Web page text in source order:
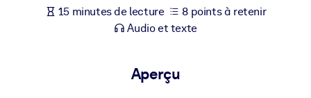
Alimentez vos systèmes d'IA avec des connaissances fiables et
structurées pour améliorer les résultats.
15 minutes de lecture
8 points à retenir
Audio et texte
Aperçu